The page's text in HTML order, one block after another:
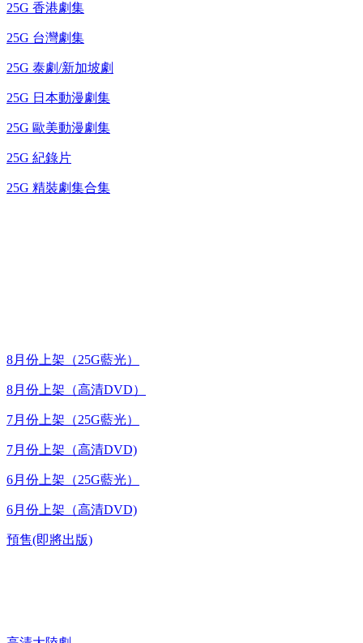
25G 香港劇集
25G 台灣劇集
25G 泰劇/新加坡劇
25G 日本動漫劇集
25G 歐美動漫劇集
25G 紀錄片
25G 精裝劇集合集
8月份上架（25G藍光）
8月份上架（高清DVD）
7月份上架（25G藍光）
7月份上架（高清DVD)
6月份上架（25G藍光）
6月份上架（高清DVD)
預售(即將出版)